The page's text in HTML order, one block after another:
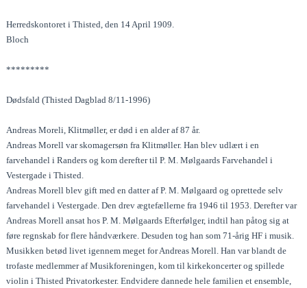
Herredskontoret i Thisted, den 14 April 1909.
Bloch
*********
Dødsfald (Thisted Dagblad 8/11-1996)
Andreas Moreli, Klitmøller, er død i en alder af 87 år.
Andreas Morell var skomagersøn fra Klitmøller. Han blev udlært i en
farvehandel i Randers og kom derefter til P. M. Mølgaards Farvehandel i
Vestergade i Thisted.
Andreas Morell blev gift med en datter af P. M. Mølgaard og oprettede selv
farvehandel i Vestergade. Den drev ægtefællerne fra 1946 til 1953. Derefter var
Andreas Morell ansat hos P. M. Mølgaards Efterfølger, indtil han påtog sig at
føre regnskab for flere håndværkere. Desuden tog han som 71-årig HF i musik.
Musikken betød livet igennem meget for Andreas Morell. Han var blandt de
trofaste medlemmer af Musikforeningen, kom til kirkekoncerter og spillede
violin i Thisted Privatorkester. Endvidere dannede hele familien et ensemble,